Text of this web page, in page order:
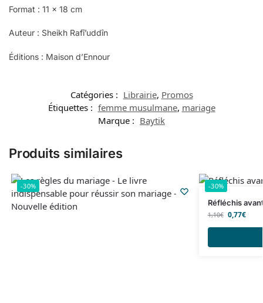
Format : 11 x 18 cm
Auteur : Sheikh Rafî’uddîn
Éditions : Maison d’Ennour
Catégories : Librairie, Promos
Étiquettes : femme musulmane, mariage
Marque : Baytik
Produits similaires
-30% -30%
Réfléchis
1,10€ 0,77€